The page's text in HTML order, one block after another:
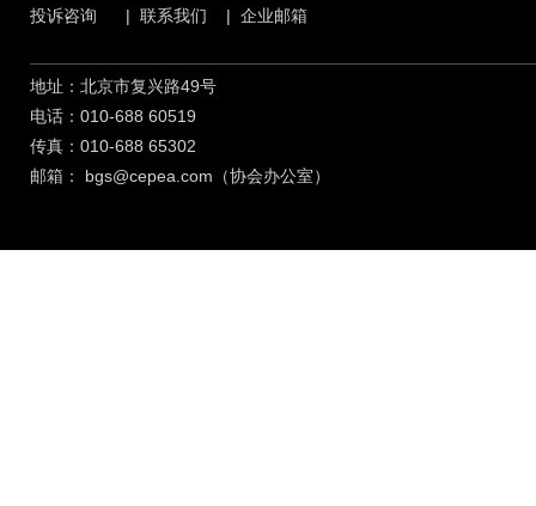
地址：北京市复兴路49号
电话：010-688 60519
传真：010-688 65302
邮箱：
bgs@cepea.com（协会办公室）
投诉咨询 | 联系我们 | 企业邮箱